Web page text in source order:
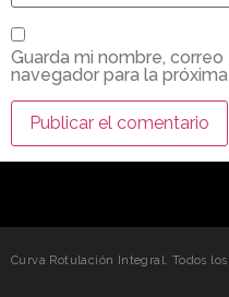
Guarda mi nombre,
navegador para la
Curva Rotulación Integral. Todos